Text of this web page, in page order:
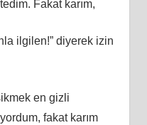
Fakat karım,
ilgilen!” diyerek izin
en gizli
fakat karım